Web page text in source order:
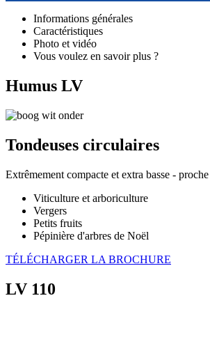
Informations générales
Caractéristiques
Photo et vidéo
Vous voulez en savoir plus ?
Humus LV
Tondeuses circulaires
Extrêmement compacte et extra basse -
Viticulture et arboriculture
Vergers
Petits fruits
Pépinière d'arbres de Noël
TÉLÉCHARGER LA BROCHURE
LV 110